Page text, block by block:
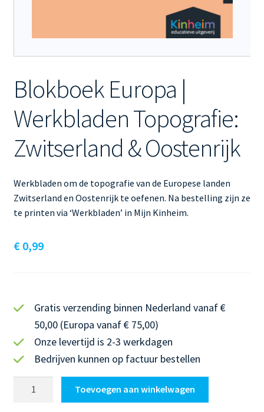
Blokboek Europa |
Werkbladen Topografie:
Zwitserland & Oostenrijk
Werkbladen om de topografie van de Europese landen
Zwitserland en Oostenrijk te oefenen. Na bestelling zijn ze
te printen via ‘Werkbladen’ in Mijn Kinheim.
€0,99
Gratis verzending binnen Nederland vanaf €
50,00 (Europa vanaf € 75,00)
Onze levertijd is 2-3 werkdagen
Bedrijven kunnen op factuur bestellen
Toevoegen aan winkelwagen